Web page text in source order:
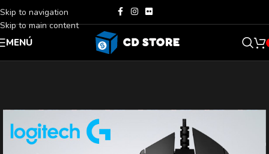
Skip to navigation
Skip to main content
MENÚ